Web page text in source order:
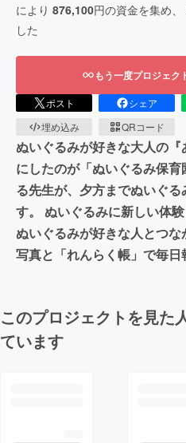
により 876,100円の資金を集め、
した
もう一度プロジェク
ポスト シェア
埋め込み
QRコード
ぬいぐるみが好きな大人の
にしたのが「ぬいぐるみ保
る先生が、夕方までぬいぐ
す。 ぬいぐるみに新しい体
ぬいぐるみが好きな人とつ
写真と「れんらく帳」で毎日
このプロジェクトを見た
ています